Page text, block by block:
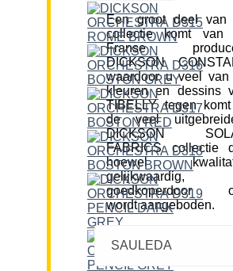
Een groot deel van
collectie komt van
Franse
DICKSON
waardoor u veel van
kleuren en dessins
TIBELLY tegen
de veel
DICKSON
FABRICS collectie
hoewel
gelijkwaardig,
goedkoperdoor
wordt aangeboden.
SAULEDA